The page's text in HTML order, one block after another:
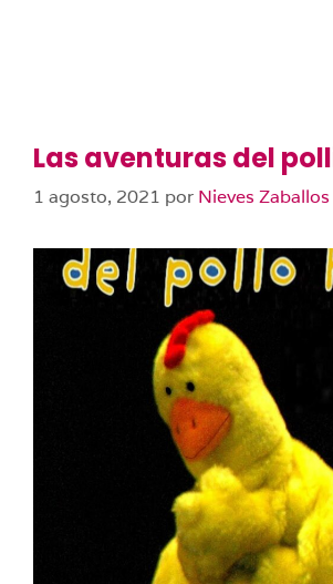
Las aventuras del
1 agosto, 2021 por Nieves Zaballos